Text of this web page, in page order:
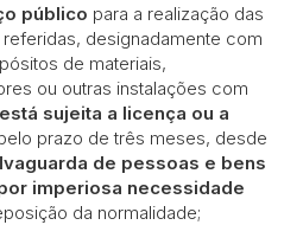
público para a realização das
designadamente com
de materiais,
ou outras instalações com
sujeita a licença ou a
prazo de três meses, desde
de pessoas e bens
imperiosa necessidade
da normalidade;